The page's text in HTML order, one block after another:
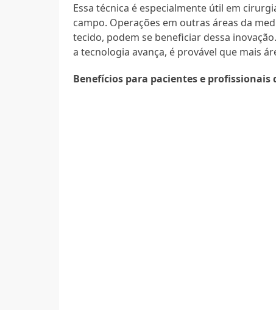
Essa técnica é especialmente útil em
campo. Operações em outras áreas da
tecido, podem se beneficiar dessa
a tecnologia avança, é provável que mais
Benefícios para pacientes e profissionais